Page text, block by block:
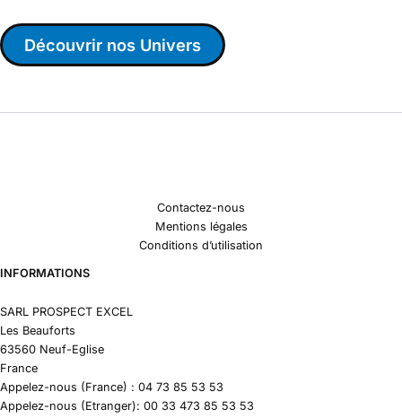
Découvrir nos Univers
Contactez-nous
Mentions légales
Conditions d’utilisation
INFORMATIONS
SARL PROSPECT EXCEL
Les Beauforts
63560 Neuf-Eglise
France
Appelez-nous (France) : 04 73 85 53 53
Appelez-nous (Etranger): 00 33 473 85 53 53